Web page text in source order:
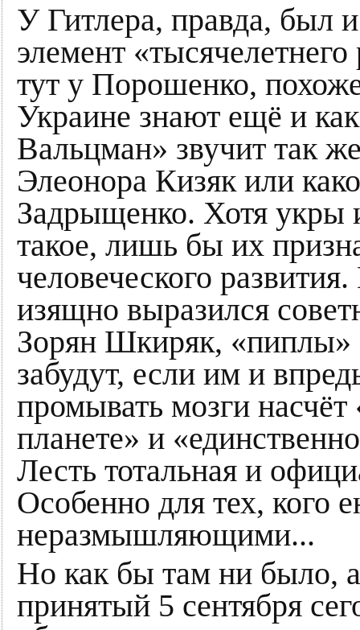
У Гитлера, правда, был
элемент
тут у Порошенко,
Украине знают ещё и
Вальцман» звучит так
Элеонора Кизяк или
Задрыщенко. Хотя укры
такое, лишь бы их
человеческого
изящно выразился
Зорян Шкиряк, «пиплы»
забудут, если им и
промывать мозги
планете» и
Лесть тотальная и
Особенно для тех, кого
неразмышляющими...
Но как бы там ни было,
принятый 5 сентября